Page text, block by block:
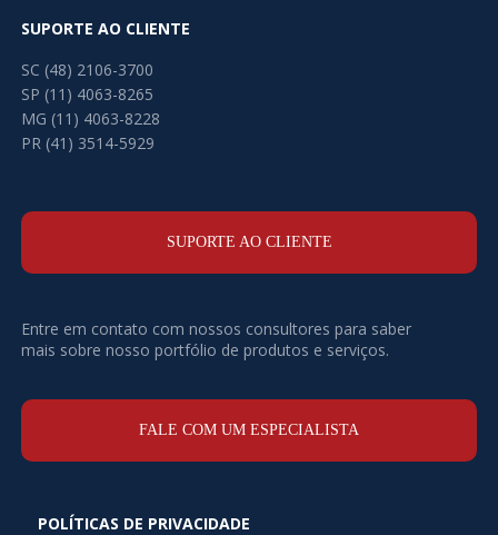
SUPORTE AO CLIENTE
SC (48) 2106-3700
SP (11) 4063-8265
MG (11) 4063-8228
PR (41) 3514-5929
SUPORTE AO CLIENTE
Entre em contato com nossos consultores para saber
mais sobre nosso portfólio de produtos e serviços.
FALE COM UM ESPECIALISTA
POLÍTICAS DE PRIVACIDADE